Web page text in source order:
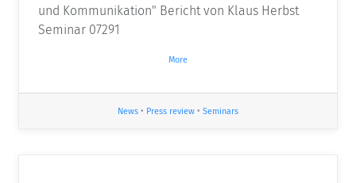
und Kommunikation" Bericht von Klaus Herbst
Seminar 07291
More
News • Press review • Seminars